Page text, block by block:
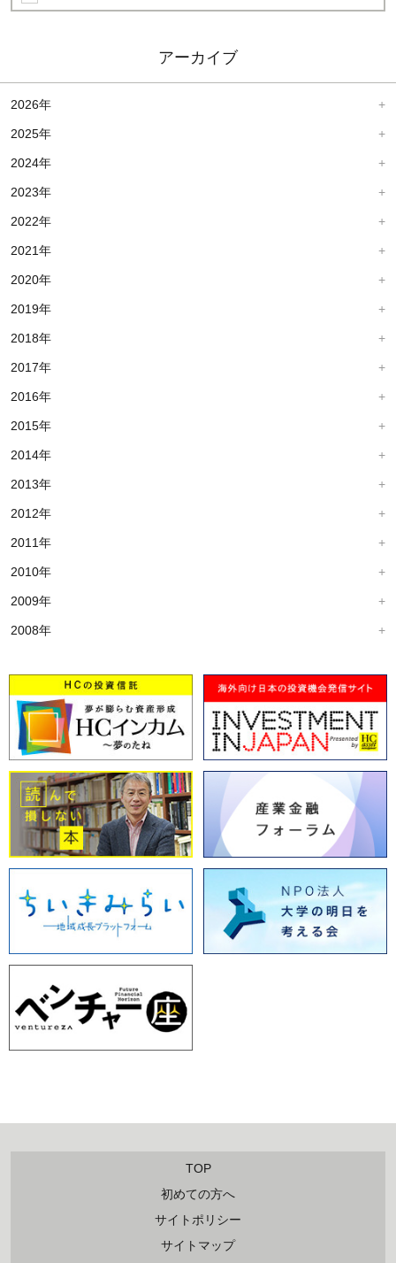
アーカイブ
2026年
2025年
2024年
2023年
2022年
2021年
2020年
2019年
2018年
2017年
2016年
2015年
2014年
2013年
2012年
2011年
2010年
2009年
2008年
TOP
初めての方へ
サイトポリシー
サイトマップ